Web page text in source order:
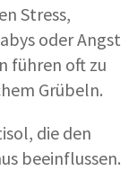
Stress,
oder Angst
führen oft zu
Grübeln.
die den
beeinflussen.